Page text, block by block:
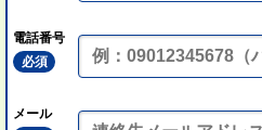
電話番号
必須
メール